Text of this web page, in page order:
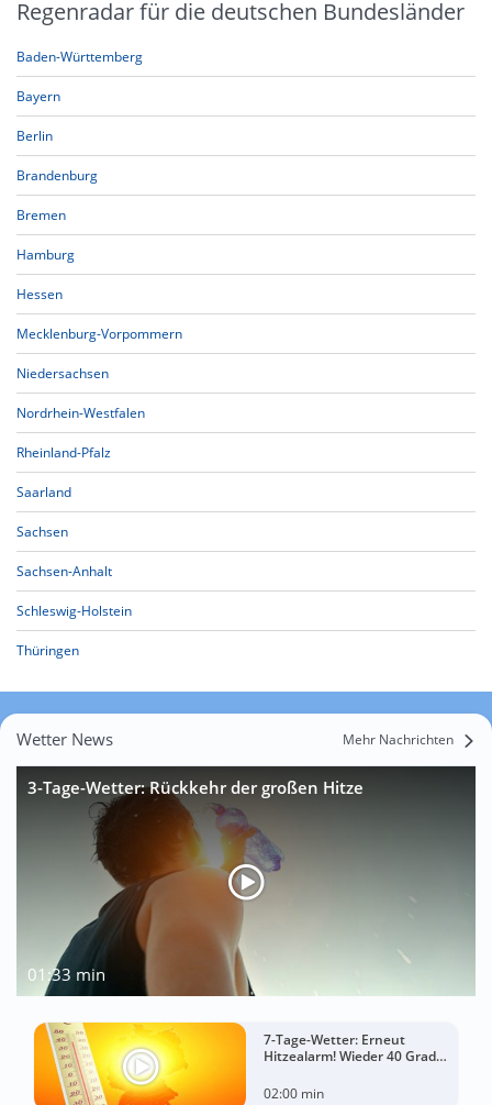
Regenradar für die deutschen Bundesländer
Baden-Württemberg
Bayern
Berlin
Brandenburg
Bremen
Hamburg
Hessen
Mecklenburg-Vorpommern
Niedersachsen
Nordrhein-Westfalen
Rheinland-Pfalz
Saarland
Sachsen
Sachsen-Anhalt
Schleswig-Holstein
Thüringen
Wetter News Mehr Nachrichten
3-Tage-Wetter: Rückkehr der großen Hitze
01:33 min
7-Tage-Wetter: Erneut
Hitzealarm! Wieder 40 Grad
02:00 min